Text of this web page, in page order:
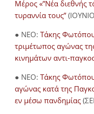
Μέρος «”Νέα διεθνής
τυραννία τους”
● NEO: Τάκης
τριμέτωπος αγώνας
κινημάτων αντι-
● NEO: Τάκης
αγώνας κατά της
εν μέσω πανδημίας